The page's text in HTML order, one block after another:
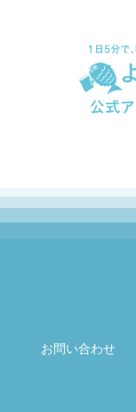
お問い合わせ